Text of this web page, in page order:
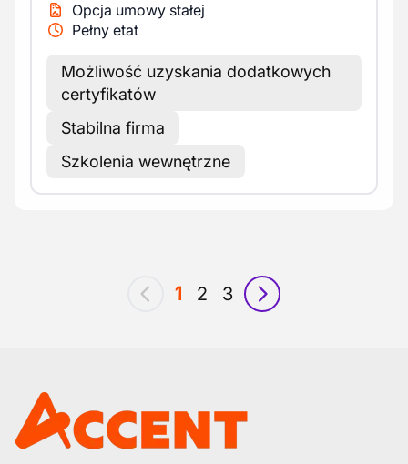
Opcja umowy stałej
Pełny etat
Możliwość uzyskania dodatkowych
certyfikatów
Stabilna firma
Szkolenia wewnętrzne
poprzedni
1 2 3
następny